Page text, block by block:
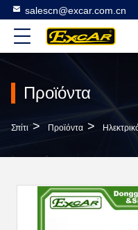
salescn@excar.com.cn
Προϊόντα
Σπίτι > Προϊόντα >